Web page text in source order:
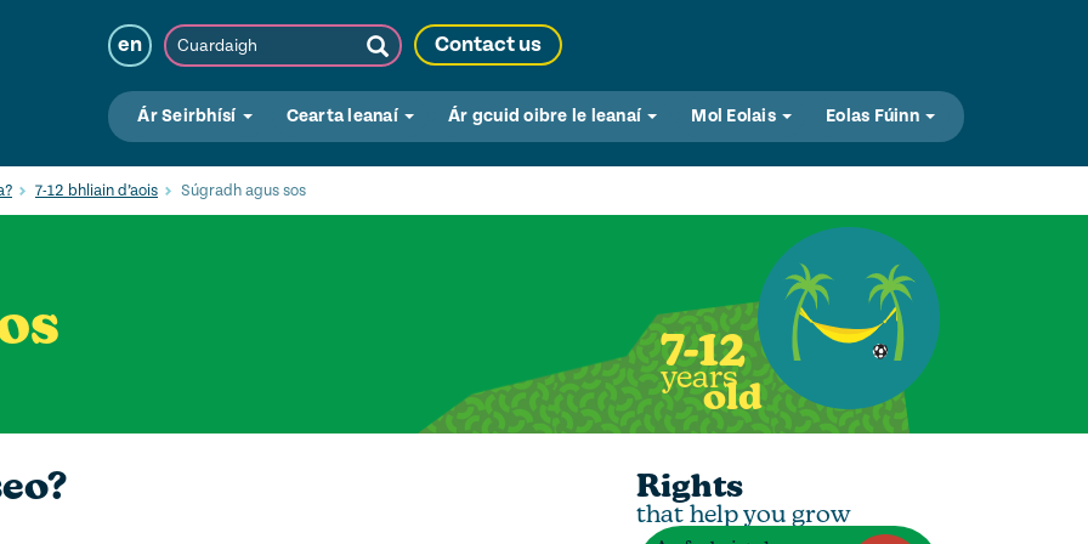
en Cuardaigh
Submit
Search
Contact us
Ár Seirbhísí Cearta leanaí Ár gcuid oibre le leanaí Mol Eolais Eolas Fúinn
7-12 bhliain d’aois Súgradh agus sos
7-12
years
old
Rights
that help you grow